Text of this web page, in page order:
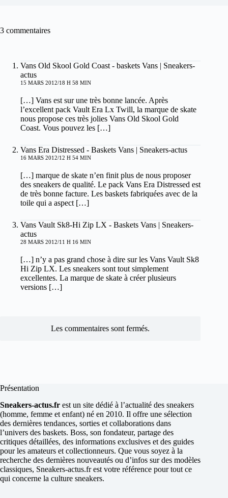
3 commentaires
Vans Old Skool Gold Coast - baskets Vans | Sneakers-
actus
15 MARS 2012/18 H 58 MIN
[…] Vans est sur une très bonne lancée. Après
l’excellent pack Vault Era Lx Twill, la marque de skate
nous propose ces très jolies Vans Old Skool Gold
Coast. Vous pouvez les […]
Vans Era Distressed - Baskets Vans | Sneakers-actus
16 MARS 2012/12 H 54 MIN
[…] marque de skate n’en finit plus de nous proposer
des sneakers de qualité. Le pack Vans Era Distressed est
de très bonne facture. Les baskets fabriquées avec de la
toile qui a aspect […]
Vans Vault Sk8-Hi Zip LX - Baskets Vans | Sneakers-
actus
28 MARS 2012/11 H 16 MIN
[…] n’y a pas grand chose à dire sur les Vans Vault Sk8
Hi Zip LX. Les sneakers sont tout simplement
excellentes. La marque de skate à créer plusieurs
versions […]
Les commentaires sont fermés.
Présentation
Sneakers-actus.fr est un site dédié à l’actualité des sneakers
(homme, femme et enfant) né en 2010. Il offre une sélection
des dernières tendances, sorties et collaborations dans
l’univers des baskets. Boss, son fondateur, partage des
critiques détaillées, des informations exclusives et des guides
pour les amateurs et collectionneurs. Que vous soyez à la
recherche des dernières nouveautés ou d’infos sur des modèles
classiques, Sneakers-actus.fr est votre référence pour tout ce
qui concerne la culture sneakers.